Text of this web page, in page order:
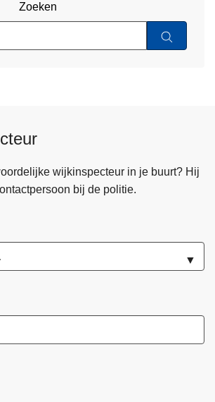
Zoeken
wijkinspecteur in je buurt? Hij
bij de politie.
▼